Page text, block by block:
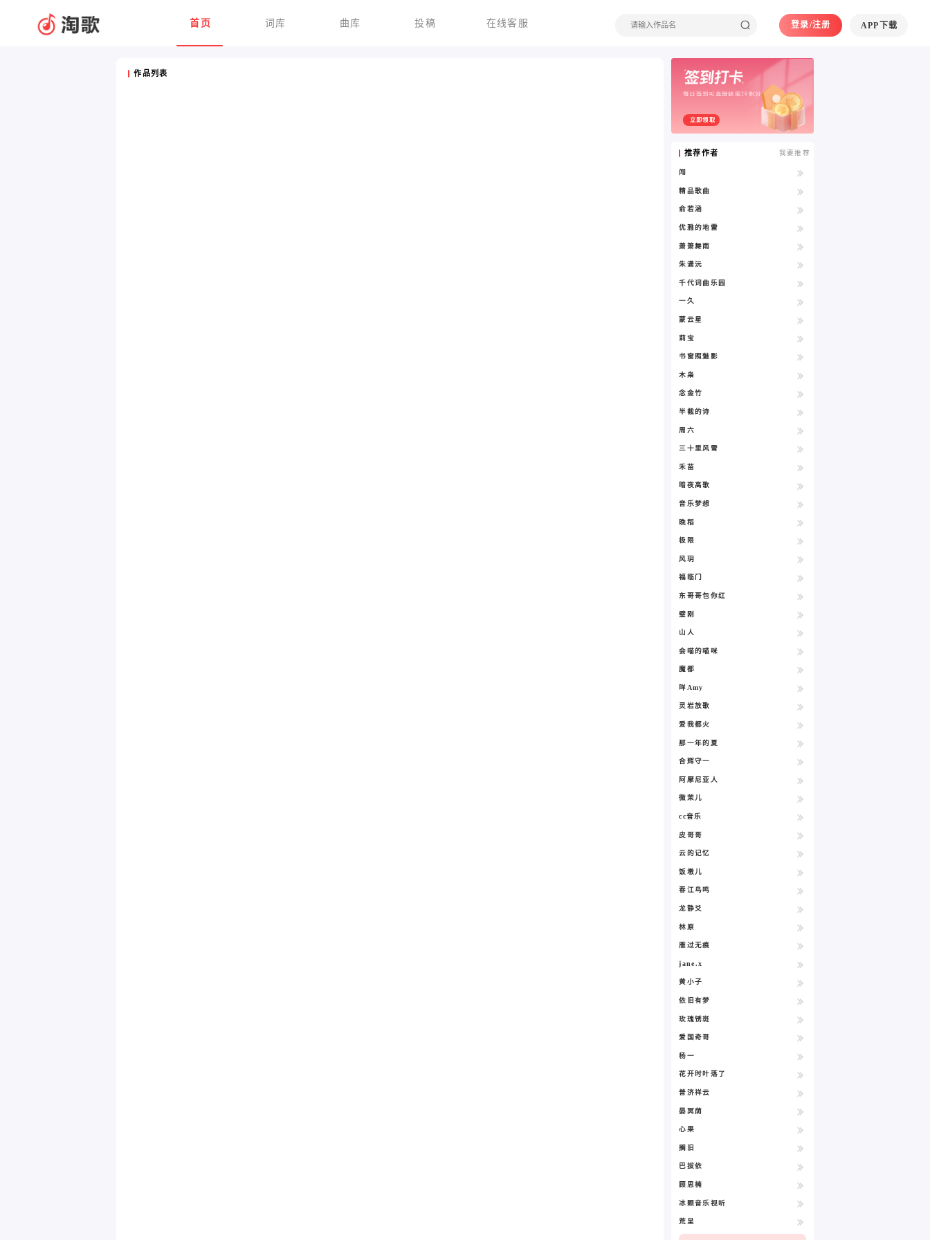
首页 词库 曲库 投稿 在线客服 登录/注册 APP下载
作品列表
每日签到可直接获取20积分
立即领取
推荐作者 我要推荐
闯
精品歌曲
俞若涵
优雅的地雷
萧箫舞雨
朱潇沅
千代词曲乐园
一久
蒙云星
莉宝
书窗照魅影
木枭
念金竹
半截的诗
周六
三十里风雪
禾苗
暗夜高歌
音乐梦想
晚稻
极限
风玥
福临门
东哥哥包你红
璧刚
山人
会喵的喵咪
魔都
咩Amy
灵岩放歌
爱我都火
那一年的夏
合辉守一
阿摩尼亚人
微茉儿
cc音乐
皮哥哥
云的记忆
饭墩儿
春江鸟鸣
龙静爻
林原
雁过无痕
jane.x
黄小子
依旧有梦
玫瑰锈斑
爱国奇哥
杨一
花开时叶落了
普济祥云
晏冥荫
心果
搁旧
巴拔依
顾思楠
冰颗音乐视听
荒呈